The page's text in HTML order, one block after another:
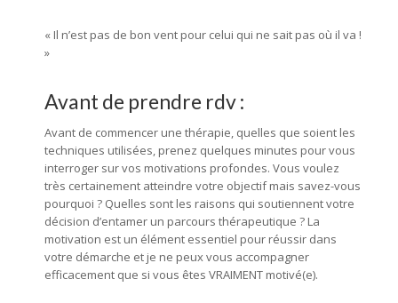
« Il n’est pas de bon vent pour celui qui ne sait pas où il va !
»
Avant de prendre rdv :
Avant de commencer une thérapie, quelles que soient les
techniques utilisées, prenez quelques minutes pour vous
interroger sur vos motivations profondes. Vous voulez
très certainement atteindre votre objectif mais savez-vous
pourquoi ? Quelles sont les raisons qui soutiennent votre
décision d’entamer un parcours thérapeutique ? La
motivation est un élément essentiel pour réussir dans
votre démarche et je ne peux vous accompagner
efficacement que si vous êtes VRAIMENT motivé(e).